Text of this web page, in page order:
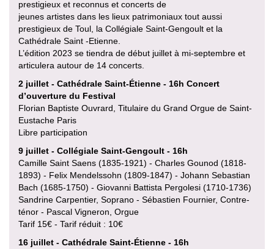
prestigieux et reconnus et concerts de
jeunes artistes dans les lieux patrimoniaux tout aussi
prestigieux de Toul, la Collégiale Saint-Gengoult et la
Cathédrale Saint -Etienne.
L’édition 2023 se tiendra de début juillet à mi-septembre et
articulera autour de 14 concerts.
2 juillet - Cathédrale Saint-Étienne - 16h Concert
d’ouverture du Festival
Florian Baptiste Ouvrard, Titulaire du Grand Orgue de Saint-
Eustache Paris
Libre participation
9 juillet - Collégiale Saint-Gengoult - 16h
Camille Saint Saens (1835-1921) - Charles Gounod (1818-
1893) - Felix Mendelssohn (1809-1847) - Johann Sebastian
Bach (1685-1750) - Giovanni Battista Pergolesi (1710-1736)
Sandrine Carpentier, Soprano - Sébastien Fournier, Contre-
ténor - Pascal Vigneron, Orgue
Tarif 15€ - Tarif réduit : 10€
16 juillet - Cathédrale Saint-Étienne - 16h